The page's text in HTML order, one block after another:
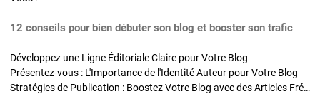
12 conseils pour bien débuter son blog et booster son trafic
Développez une Ligne Éditoriale Claire pour Votre Blog
Présentez-vous : L'Importance de l'Identité Auteur pour Votre Blog
Stratégies de Publication : Boostez Votre Blog avec des Articles Fréquents et Exclusifs